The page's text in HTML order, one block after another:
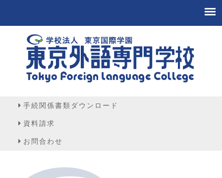
手続関係書類ダウンロード
資料請求
お問合わせ